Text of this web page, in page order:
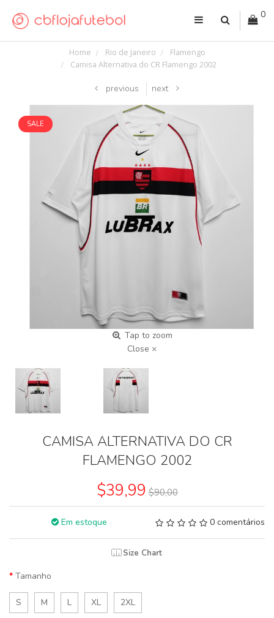
0
Home Rio de Janeiro
Flamengo
Camisa Alternativa do CR Flamengo 2002
previous next
SALE
Tap to zoom
Close ×
CAMISA ALTERNATIVA DO CR
FLAMENGO 2002
$39,99 $90,00
Em estoque 0 comentários
Size Chart
Tamanho
S M L XL 2XL